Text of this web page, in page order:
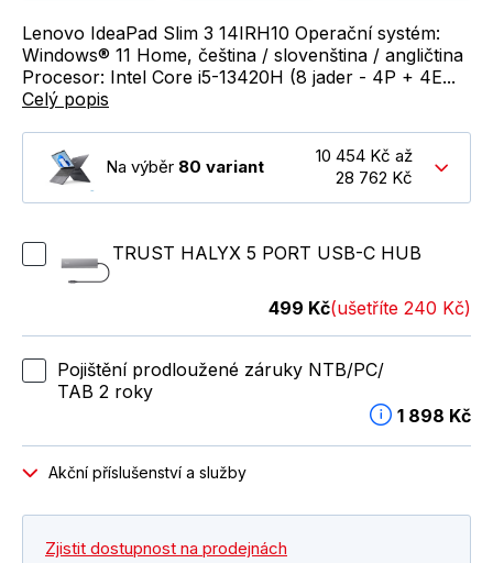
Lenovo IdeaPad Slim 3 14IRH10 Operační systém:
Windows® 11 Home, čeština / slovenština / angličtina
Procesor: Intel Core i5-13420H (8 jader - 4P + 4E...
Celý popis
Na výběr 80 variant
10 454 Kč až
28 762 Kč
TRUST HALYX 5 PORT USB-C HUB
499 Kč(ušetříte 240 Kč)
Pojištění prodloužené záruky NTB/PC/
TAB 2 roky
1 898 Kč
Akční příslušenství a služby
Zjistit dostupnost na prodejnách